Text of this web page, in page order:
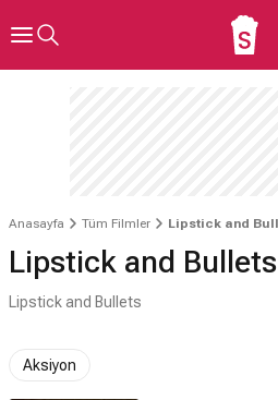
Anasayfa Tüm Filmler Lipstick and
Lipstick and Bullets
Lipstick and Bullets
Aksiyon